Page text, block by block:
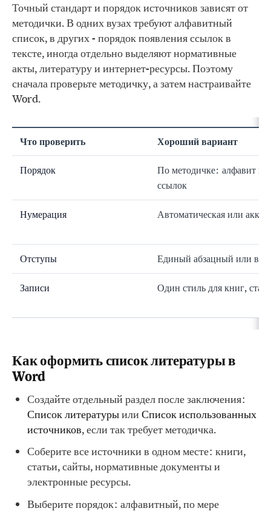
Точный стандарт и порядок источников зависят от
методички. В одних вузах требуют алфавитный
список, в других - порядок появления ссылок в
тексте, иногда отдельно выделяют нормативные
акты, литературу и интернет-ресурсы. Поэтому
сначала проверьте методичку, а затем настраивайте
Word.
Что проверить Хороший вариант
Порядок
По методичке: алфавит
ссылок
Нумерация Автоматическая или
Отступы Единый абзацный или
Записи Один стиль для книг,
Как оформить список литературы в
Word
Создайте отдельный раздел после заключения:
Список литературыили Список использованных
источников, если так требует методичка.
Соберите все источники в одном месте: книги,
статьи, сайты, нормативные документы и
электронные ресурсы.
Выберите порядок: алфавитный, по мере